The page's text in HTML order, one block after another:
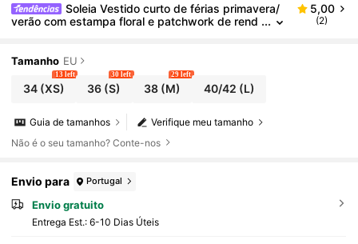
Soleia Vestido curto de férias primavera/
verão com estampa floral e patchwork de rend
eriados, chá da tarde
5,00
(2)
Tamanho EU
34(XS)
13 left
36 (S)
30 left
38(M)
29 left
40/42 (L)
Verifique meu tamanho
Guia de tamanhos
Não é o seu tamanho? Conte-nos
Envio para Portugal
Envio gratuito
Entrega Est.: 6-10 Dias Úteis